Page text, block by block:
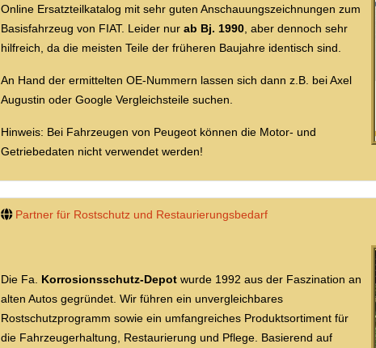
Online Ersatzteilkatalog mit sehr guten Anschauungszeichnungen zum
Basisfahrzeug von FIAT. Leider nur ab Bj. 1990 , aber dennoch sehr
hilfreich, da die meisten Teile der früheren Baujahre identisch sind.
An Hand der ermittelten OE-Nummern lassen sich dann z.B. bei Axel
Augustin oder Google Vergleichsteile suchen.
Hinweis: Bei Fahrzeugen von Peugeot können die Motor- und
Getriebedaten nicht verwendet werden!
Partner für Rostschutz und Restaurierungsbedarf
Die Fa. Korrosionsschutz-Depot wurde 1992 aus der Faszination an
alten Autos gegründet. Wir führen ein unvergleichbares
Rostschutzprogramm sowie ein umfangreiches Produktsortiment für
die Fahrzeugerhaltung, Restaurierung und Pflege. Basierend auf